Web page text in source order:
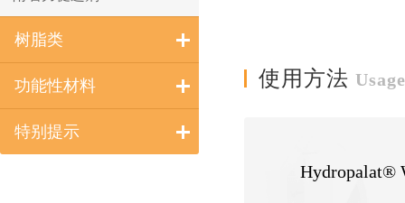
树脂类
功能性材料
特别提示
使用方法
Hydropalat®